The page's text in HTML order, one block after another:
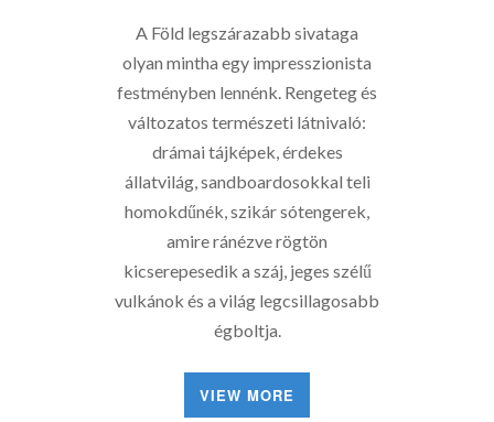
A Föld legszárazabb sivataga
olyan mintha egy impresszionista
festményben lennénk. Rengeteg és
változatos természeti látnivaló:
drámai tájképek, érdekes
állatvilág, sandboardosokkal teli
homokdűnék, szikár sótengerek,
amire ránézve rögtön
kicserepesedik a száj, jeges szélű
vulkánok és a világ legcsillagosabb
égboltja.
VIEW MORE